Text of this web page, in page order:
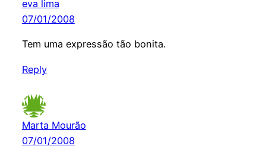
eva lima
07/01/2008
Tem uma expressão tão bonita.
Reply
Marta Mourão
07/01/2008